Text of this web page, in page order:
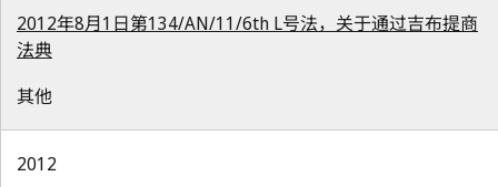
2012年8月1日第134/AN/11/6th L号法，关于通过吉布提商
法典
其他
2012